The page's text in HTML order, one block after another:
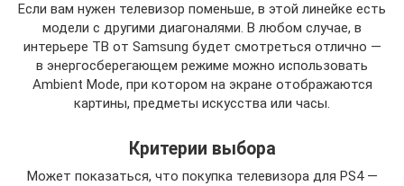
Если вам нужен телевизор поменьше, в этой линейке есть
модели с другими диагоналями. В любом случае, в
интерьере ТВ от Samsung будет смотреться отлично —
в энергосберегающем режиме можно использовать
Ambient Mode, при котором на экране отображаются
картины, предметы искусства или часы.
Критерии выбора
Может показаться, что покупка телевизора для PS4 —